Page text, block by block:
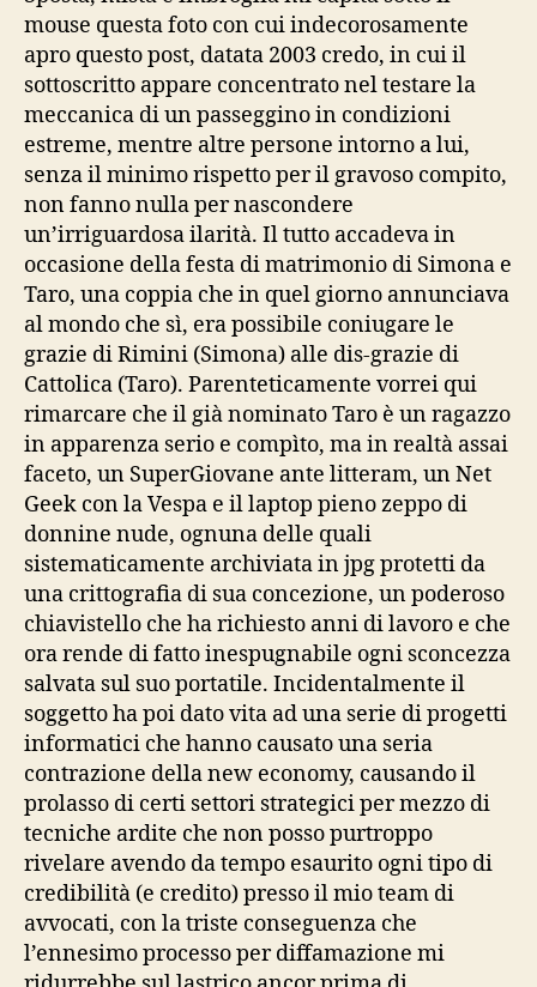
mouse questa foto con cui indecorosamente
apro questo post, datata 2003 credo, in cui il
sottoscritto appare concentrato nel testare la
meccanica di un passeggino in condizioni
estreme, mentre altre persone intorno a lui,
senza il minimo rispetto per il gravoso compito,
non fanno nulla per nascondere
un’irriguardosa ilarità. Il tutto accadeva in
occasione della festa di matrimonio di Simona e
Taro, una coppia che in quel giorno annunciava
al mondo che sì, era possibile coniugare le
grazie di Rimini (Simona) alle dis-grazie di
Cattolica (Taro). Parenteticamente vorrei qui
rimarcare che il già nominato Taro è un ragazzo
in apparenza serio e compìto, ma in realtà assai
faceto, un SuperGiovane ante litteram, un Net
Geek con la Vespa e il laptop pieno zeppo di
donnine nude, ognuna delle quali
sistematicamente archiviata in jpg protetti da
una crittografia di sua concezione, un poderoso
chiavistello che ha richiesto anni di lavoro e che
ora rende di fatto inespugnabile ogni sconcezza
salvata sul suo portatile. Incidentalmente il
soggetto ha poi dato vita ad una serie di progetti
informatici che hanno causato una seria
contrazione della new economy, causando il
prolasso di certi settori strategici per mezzo di
tecniche ardite che non posso purtroppo
rivelare avendo da tempo esaurito ogni tipo di
credibilità (e credito) presso il mio team di
avvocati, con la triste conseguenza che
l’ennesimo processo per diffamazione mi